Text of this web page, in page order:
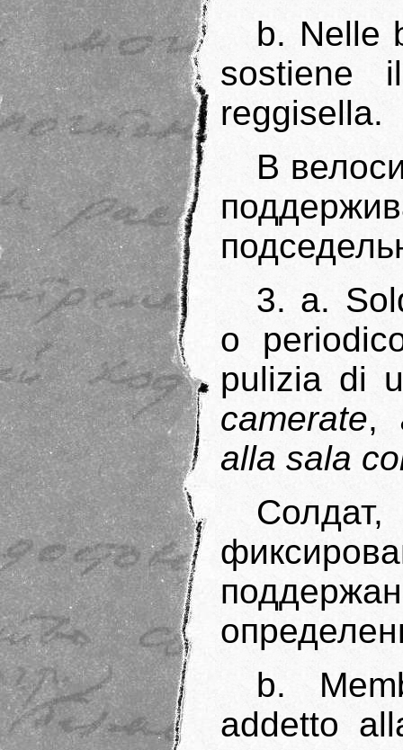
b. Nelle
sostiene
reggisella.
B
3. a.
o
pulizia di
camerate,
alla sala
b.
addetto